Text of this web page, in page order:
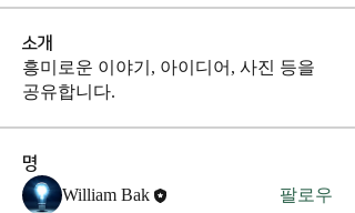
소개
흥미로운 이야기, 아이디어, 사진 등을
공유합니다.
명
William Bak
팔로우